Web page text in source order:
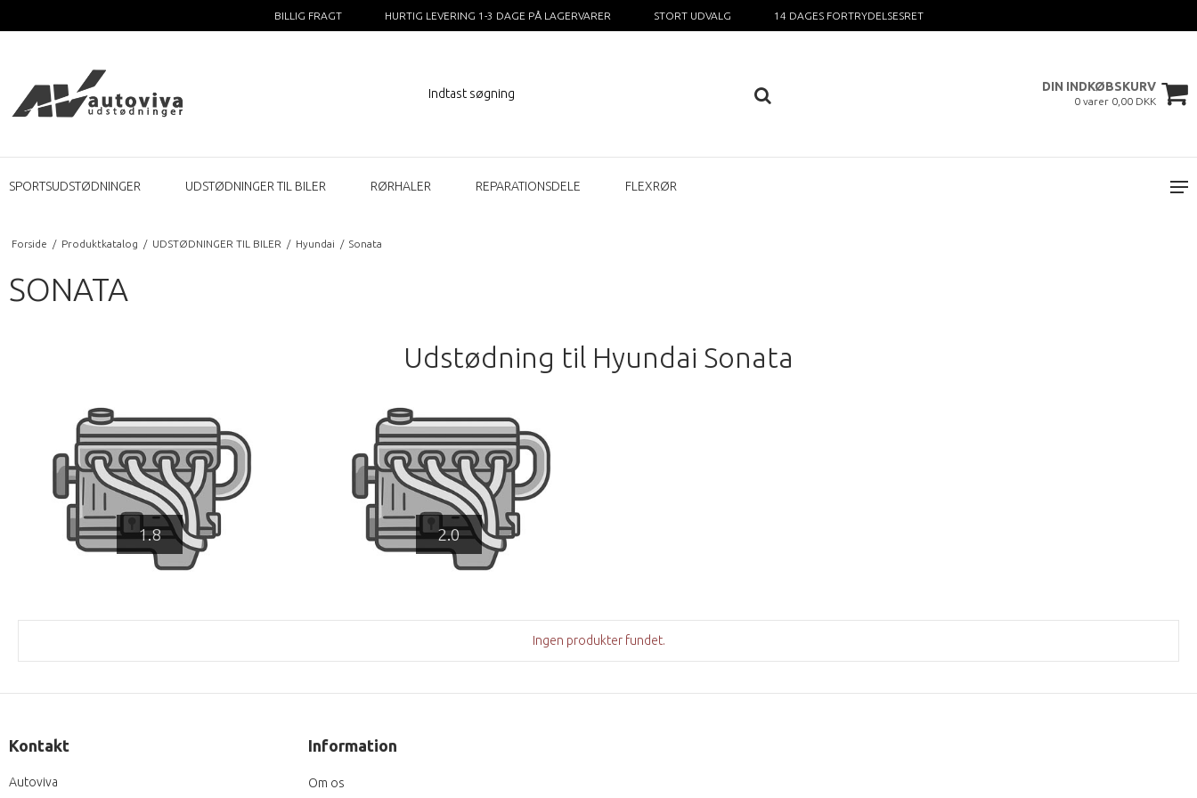
BILLIG FRAGT HURTIG LEVERING 1-3 DAGE PÅ LAGERVARER STORT UDVALG 14 DAGES FORTRYDELSESRET
DIN INDKØBSKURV
0 varer 0,00 DKK
SPORTSUDSTØDNINGER UDSTØDNINGER TIL BILER RØRHALER REPARATIONSDELE FLEXRØR
Forside / Produktkatalog / UDSTØDNINGER TIL BILER / Hyundai / Sonata
SONATA
Udstødning til Hyundai Sonata
1.8 2.0
Ingen produkter fundet.
Kontakt
Autoviva
Information
Om os